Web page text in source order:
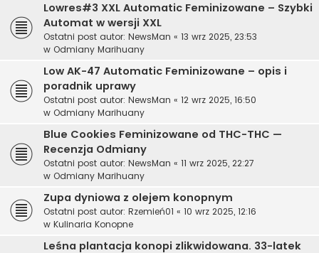
Lowres#3 XXL Automatic Feminizowane – Szybki
Automat w wersji XXL
Ostatni post autor: NewsMan « 13 wrz 2025, 23:53
w Odmiany Marihuany
Low AK-47 Automatic Feminizowane – opis i
poradnik uprawy
Ostatni post autor: NewsMan « 12 wrz 2025, 16:50
w Odmiany Marihuany
Blue Cookies Feminizowane od THC-THC —
Recenzja Odmiany
Ostatni post autor: NewsMan « 11 wrz 2025, 22:27
w Odmiany Marihuany
Zupa dyniowa z olejem konopnym
Ostatni post autor: Rzemień01 « 10 wrz 2025, 12:16
w Kulinaria Konopne
Leśna plantacja konopi zlikwidowana. 33-latek